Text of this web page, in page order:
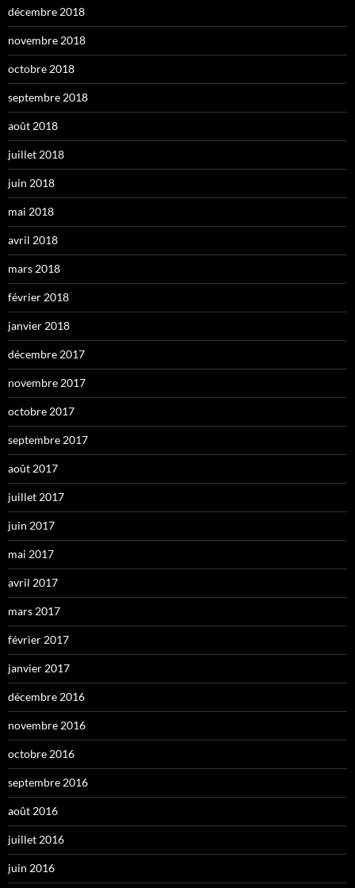
décembre 2018
novembre 2018
octobre 2018
septembre 2018
août 2018
juillet 2018
juin 2018
mai 2018
avril 2018
mars 2018
février 2018
janvier 2018
décembre 2017
novembre 2017
octobre 2017
septembre 2017
août 2017
juillet 2017
juin 2017
mai 2017
avril 2017
mars 2017
février 2017
janvier 2017
décembre 2016
novembre 2016
octobre 2016
septembre 2016
août 2016
juillet 2016
juin 2016